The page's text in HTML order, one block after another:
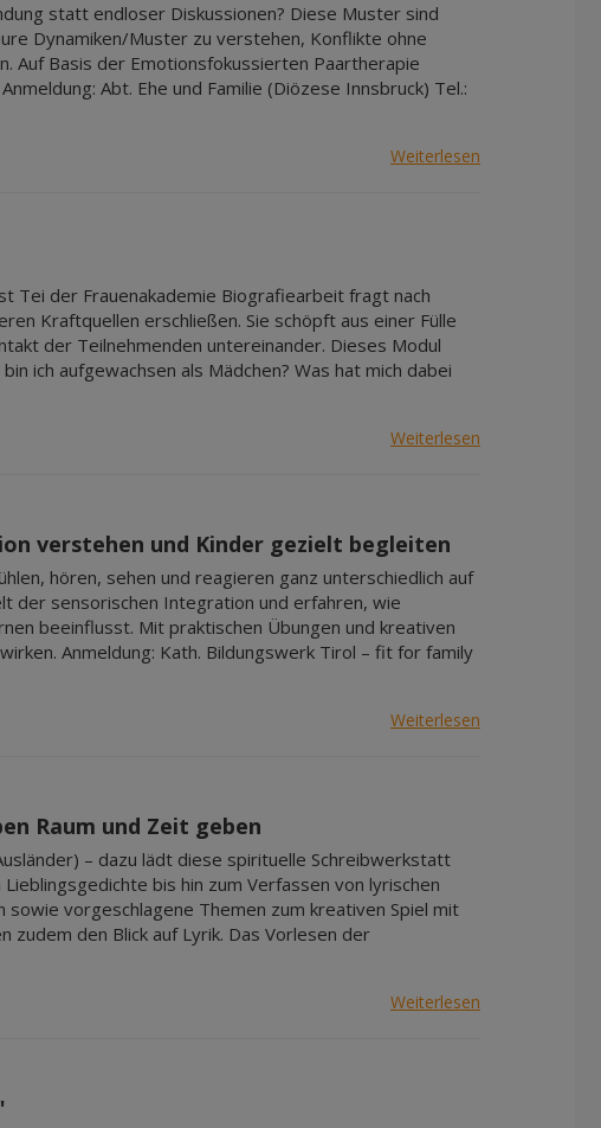
statt endloser Diskussionen? Diese Muster sind
Dynamiken/Muster zu verstehen, Konflikte ohne
Auf Basis der Emotionsfokussierten Paartherapie
Abt. Ehe und Familie (Diözese Innsbruck) Tel.:
Weiterlesen
Tei der Frauenakademie Biografiearbeit fragt nach
Kraftquellen erschließen. Sie schöpft aus einer Fülle
der Teilnehmenden untereinander. Dieses Modul
ich aufgewachsen als Mädchen? Was hat mich dabei
Weiterlesen
verstehen und Kinder gezielt begleiten
hören, sehen und reagieren ganz unterschiedlich auf
der sensorischen Integration und erfahren, wie
beeinflusst. Mit praktischen Übungen und kreativen
Anmeldung: Kath. Bildungswerk Tirol – fit for family
Weiterlesen
Raum und Zeit geben
– dazu lädt diese spirituelle Schreibwerkstatt
bis hin zum Verfassen von lyrischen
vorgeschlagene Themen zum kreativen Spiel mit
den Blick auf Lyrik. Das Vorlesen der
Weiterlesen